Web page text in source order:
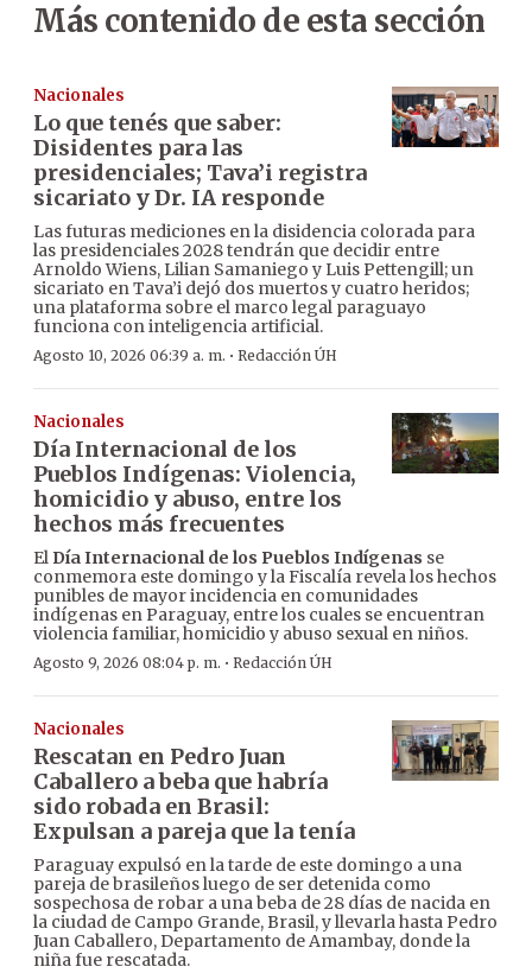
Más contenido de esta sección
Nacionales
Lo que tenés que saber:
Disidentes para las
presidenciales; Tava’i registra
sicariato y Dr. IA responde
Las futuras mediciones en la disidencia colorada para
las presidenciales 2028 tendrán que decidir entre
Arnoldo Wiens, Lilian Samaniego y Luis Pettengill; un
sicariato en Tava’i dejó dos muertos y cuatro heridos;
una plataforma sobre el marco legal paraguayo
funciona con inteligencia artificial.
Agosto 10, 2026 06:39 a. m. · Redacción ÚH
Nacionales
Día Internacional de los
Pueblos Indígenas: Violencia,
homicidio y abuso, entre los
hechos más frecuentes
El Día Internacional de los Pueblos Indígenas se
conmemora este domingo y la Fiscalía revela los hechos
punibles de mayor incidencia en comunidades
indígenas en Paraguay, entre los cuales se encuentran
violencia familiar, homicidio y abuso sexual en niños.
Agosto 9, 2026 08:04 p. m. · Redacción ÚH
Nacionales
Rescatan en Pedro Juan
Caballero a beba que habría
sido robada en Brasil:
Expulsan a pareja que la tenía
Paraguay expulsó en la tarde de este domingo a una
pareja de brasileños luego de ser detenida como
sospechosa de robar a una beba de 28 días de nacida en
la ciudad de Campo Grande, Brasil, y llevarla hasta Pedro
Juan Caballero, Departamento de Amambay, donde la
niña fue rescatada.